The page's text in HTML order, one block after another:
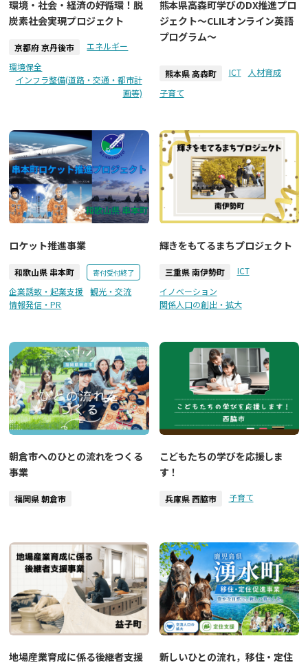
環境・社会・経済の好循環！脱
炭素社会実現プロジェクト
京都府 京丹後市
エネルギー
環境保全
インフラ整備(道路・交通・都市計
画等)
熊本県高森町学びのDX推進プロ
ジェクト～CLILオンライン英語
プログラム～
熊本県 高森町 ICT
人材育成
子育て
ロケット推進事業
和歌山県 串本町 寄付受付終了
企業誘致・起業支援
観光・交流
情報発信・PR
輝きをもてるまちプロジェクト
三重県 南伊勢町
ICT
イノベーション
関係人口の創出・拡大
朝倉市へのひとの流れをつくる
事業
福岡県 朝倉市
こどもたちの学びを応援しま
す！
兵庫県 西脇市 子育て
地場産業育成に係る後継者支援
新しいひとの流れ，移住・定住